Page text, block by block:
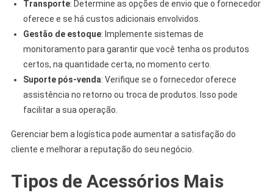
Transporte: Determine as opções de envio que o fornecedor
oferece e se há custos adicionais envolvidos.
Gestão de estoque: Implemente sistemas de
monitoramento para garantir que você tenha os produtos
certos, na quantidade certa, no momento certo.
Suporte pós-venda: Verifique se o fornecedor oferece
assistência no retorno ou troca de produtos. Isso pode
facilitar a sua operação.
Gerenciar bem a logística pode aumentar a satisfação do
cliente e melhorar a reputação do seu negócio.
Tipos de Acessórios Mais